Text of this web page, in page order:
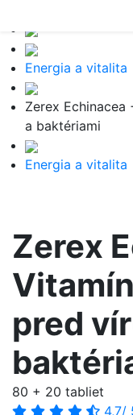
Energia a vitalita
Zerex
a baktériami
Energia a vitalita
Zerex
pred
80 + 20 tabliet
4,7/